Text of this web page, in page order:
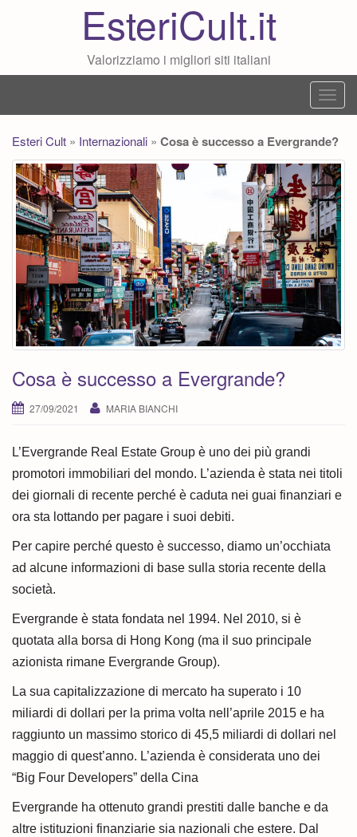
EsteriCult.it
Valorizziamo i migliori siti italiani
T
o
g
g
l
e
n
a
v
i
g
a
t
Esteri Cult » Internazionali » Cosa è successo a Evergrande?
Cosa è successo a Evergrande?
27/09/2021 MARIA BIANCHI
L’Evergrande Real Estate Group è uno dei più grandi
promotori immobiliari del mondo. L’azienda è stata nei titoli
dei giornali di recente perché è caduta nei guai finanziari e
ora sta lottando per pagare i suoi debiti.
Per capire perché questo è successo, diamo un’occhiata
ad alcune informazioni di base sulla storia recente della
società.
Evergrande è stata fondata nel 1994. Nel 2010, si è
quotata alla borsa di Hong Kong (ma il suo principale
azionista rimane Evergrande Group).
La sua capitalizzazione di mercato ha superato i 10
miliardi di dollari per la prima volta nell’aprile 2015 e ha
raggiunto un massimo storico di 45,5 miliardi di dollari nel
maggio di quest’anno. L’azienda è considerata uno dei
“Big Four Developers” della Cina
Evergrande ha ottenuto grandi prestiti dalle banche e da
altre istituzioni finanziarie sia nazionali che estere. Dal